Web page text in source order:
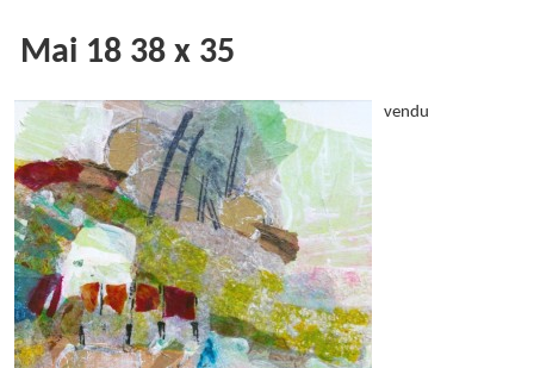
Mai 18 38 x 35
vendu